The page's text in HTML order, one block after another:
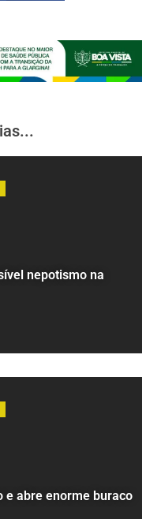
nepotismo na
e abre enorme buraco